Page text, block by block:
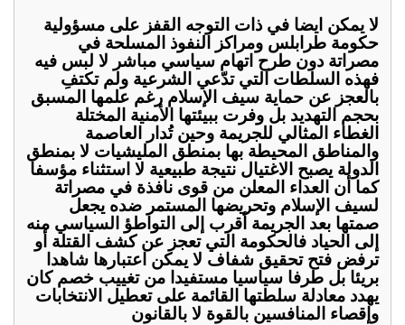
لا يمكن ايضا في ذات التوجه القفز على مسؤولية
حكومة طرابلس ومراكز النفوذ المسلحة في
مصراتة دون طرح اتهام سياسي مباشر لا لبس فيه
فهذه السلطات التي تدّعي الشرعية ولم تكتفِ
بالعجز عن حماية سيف الإسلام رغم علمها المسبق
بحجم التهديد بل وفرت ببيئتها الأمنية المختلة
الغطاء المثالي للجريمة وحين تُدار العاصمة
والمناطق المحيطة بها بمنطق المليشيات لا بمنطق
الدولة يصبح الاغتيال نتيجة طبيعية لا استثناء مؤسفا
كما أن العداء المعلن من قوى نافذة في مصراتة
لسيف الإسلام وتحريضها المستمر ضده يجعل
صمتها بعد الجريمة أقرب إلى التواطؤ السياسي منه
إلى الحياد فالحكومة التي تعجز عن كشف القتلة أو
ترفض فتح تحقيق شفاف لا يمكن اعتبارها شاهدا
بريئا بل طرفا سياسيا مستفيدا من تغييب خصم كان
يهدد معادلة سلطتها القائمة على تعطيل الانتخابات
وإقصاء المنافسين بالقوة لا بالقانون